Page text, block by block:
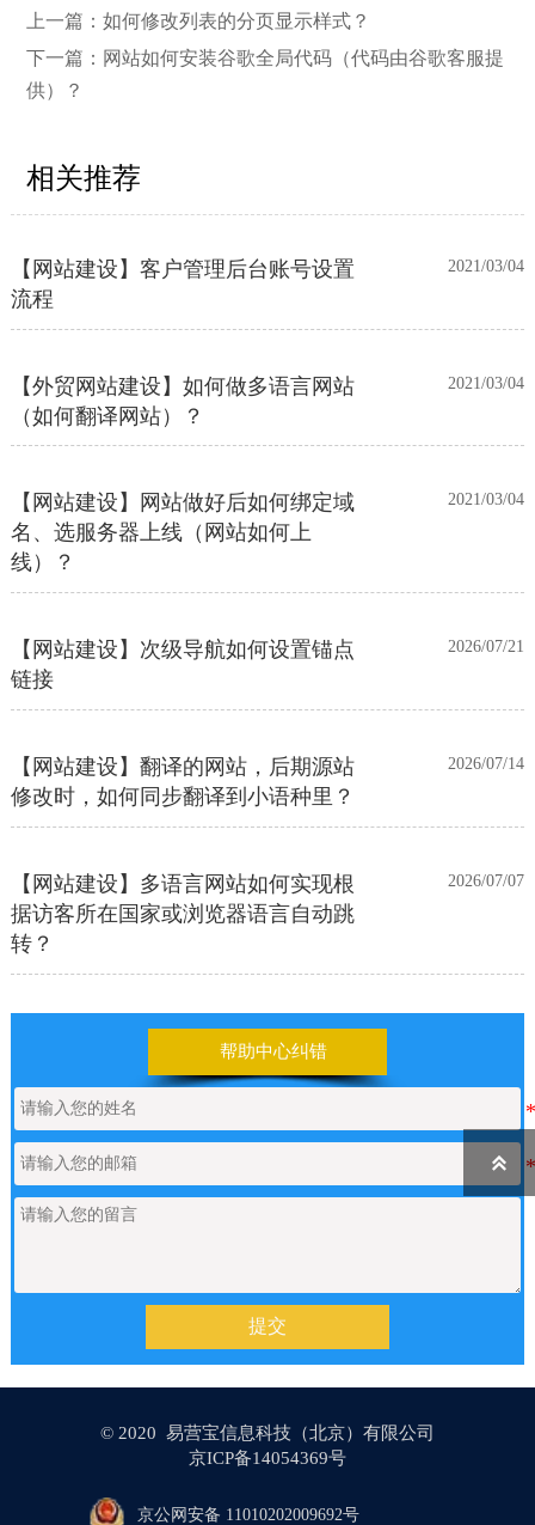
上一篇： 如何修改列表的分页显示样式？
下一篇： 网站如何安装谷歌全局代码（代码由谷歌客服提
供）？
相关推荐
【网站建设】网站的留言板如何绑定
邮件推送和微信推送？
目录上线多语言网站的区别
【网站建设】客户管理后台账号设置
流程
2021/03/04
【外贸网站建设】如何做多语言网站
（如何翻译网站）？
2021/03/04
【网站建设】网站做好后如何绑定域
名、选服务器上线（网站如何上
线）？
2021/03/04
【网站建设】次级导航如何设置锚点
链接
2026/07/21
【网站建设】翻译的网站，后期源站
修改时，如何同步翻译到小语种里？
2026/07/14
【网站建设】多语言网站如何实现根
据访客所在国家或浏览器语言自动跳
转？
2026/07/07
业版编辑器里如何添加表格
2026/06/25
【网站建设】表单管理 2026/06/17
如何申请通义千问API的Key
【网站建设】产品/新闻详情里的关键
词标签链接，如何设置链接文字的样
【网站建设】AI 代码助手
帮助中心纠错
提交
© 2020 易营宝信息科技（北京）有限公司
京ICP备14054369号
京公网安备 11010202009692号
